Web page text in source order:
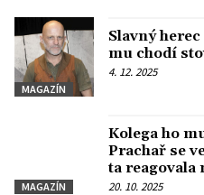
MAGAZÍN
Slavný
mu chodí
4. 12. 2025
MAGAZÍN
Kolega ho
Prachař se
ta reagovala
20. 10. 2025